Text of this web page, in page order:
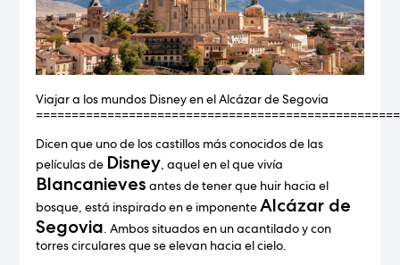
Viajar a los mundos Disney en el Alcázar de Segovia
===================================================
Dicen que uno de los castillos más conocidos de las
películas de Disney, aquel en el que vivía
Blancanieves antes de tener que huir hacia el
bosque, está inspirado en e imponenteAlcázar de
Segovia. Ambos situados en un acantilado y con
torres circulares que se elevan hacia el cielo.